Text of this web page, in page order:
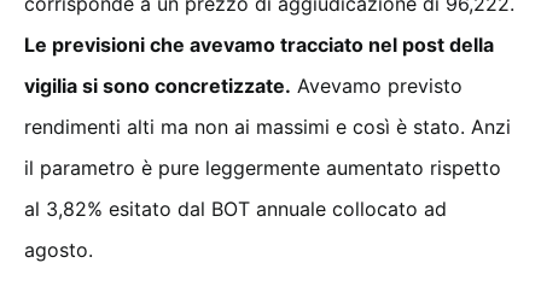
Le previsioni che avevamo tracciato nel post della
vigilia si sono concretizzate. Avevamo previsto
rendimenti alti ma non ai massimi e così è stato. Anzi
il parametro è pure leggermente aumentato rispetto
al 3,82% esitato dal BOT annuale collocato ad
agosto.